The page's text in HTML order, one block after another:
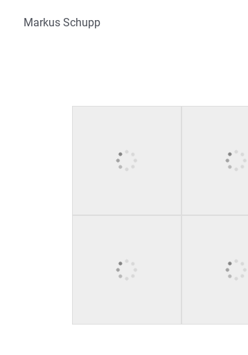
Markus Schupp